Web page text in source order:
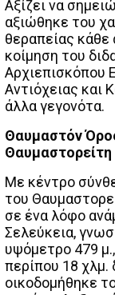
Αξίζει να
αξιώθηκε του
θεραπείας κάθε
κοίμηση του
Αρχιεπισκόπου
Αντιόχειας και
άλλα γεγονότα.
Θαυμαστόν
Θαυμαστορείτη
Με κέντρο
του
σε ένα λόφο
Σελεύκεια,
υψόμετρο 479
περίπου 18 χλμ.
οικοδομήθηκε